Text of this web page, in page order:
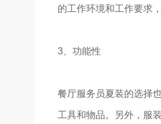
的工作环境和工作要求
3、功能性
餐厅服务员夏装的选择
工具和物品。另外，服